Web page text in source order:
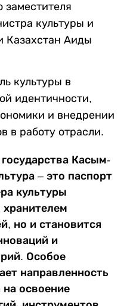
заместителя
культуры и
Казахстан Аиды
культуры в
идентичности,
и внедрении
в работу отрасли.
Касым-
– это паспорт
культуры
хранителем
но и становится
и
Особое
направленность
освоение